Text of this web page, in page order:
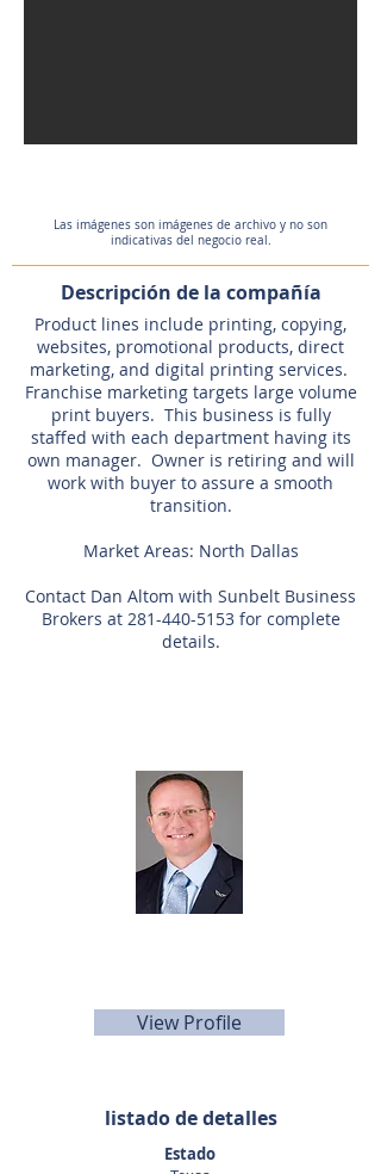
Las imágenes son imágenes de archivo y no son
indicativas del negocio real.
Descripción de la compañía
Product lines include printing, copying,
websites, promotional products, direct
marketing, and digital printing services.
Franchise marketing targets large volume
print buyers. This business is fully
staffed with each department having its
own manager. Owner is retiring and will
work with buyer to assure a smooth
transition.
Market Areas: North Dallas
Contact Dan Altom with Sunbelt Business
Brokers at 281-440-5153for complete
details.
View Profile
listado de detalles
Estado